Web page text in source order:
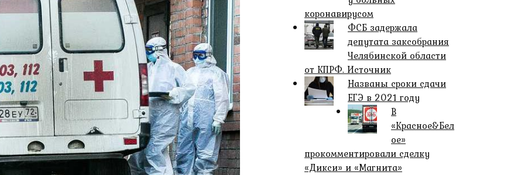
коронавирусом
ФСБ задержала
депутата заксобрания
Челябинской области
от КПРФ. Источник
Названы сроки сдачи
ЕГЭ в 2021 году
В
«Красное&Бел
ое»
прокомментировали сделку
«Дикси» и «Магнита»